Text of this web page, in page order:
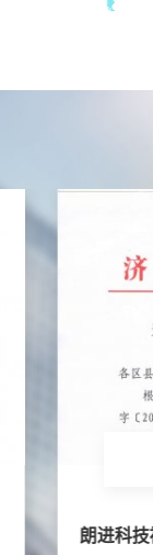
朗进科技被